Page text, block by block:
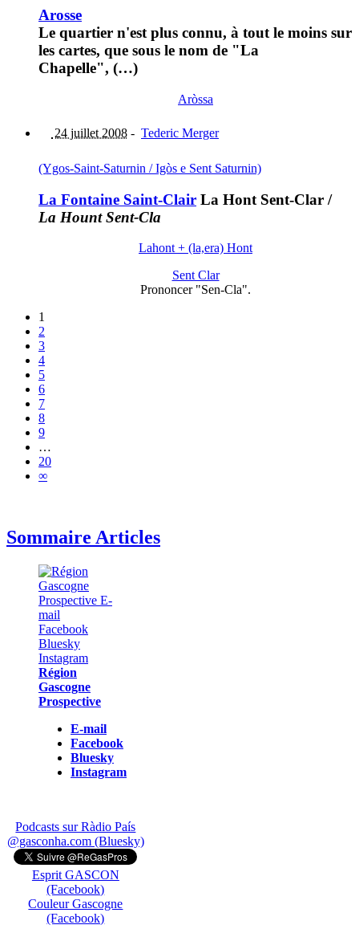
Arosse
Le quartier n'est plus connu, à tout le moins sur
les cartes, que sous le nom de "La
Chapelle", (…)
Aròssa
24 juillet 2008 - Tederic Merger
(Ygos-Saint-Saturnin / Igòs e Sent Saturnin)
La Fontaine Saint-Clair La Hont Sent-Clar /
La Hount Sent-Cla
Lahont + (la,era) Hont
Sent Clar
Prononcer "Sen-Cla".
1
2
3
4
5
6
7
8
9
…
20
∞
Sommaire Articles
Région
Gascogne
Prospective
E-mail
Facebook
Bluesky
Instagram
Podcasts sur Ràdio País
@gasconha.com (Bluesky)
Esprit GASCON
(Facebook)
Couleur Gascogne
(Facebook)